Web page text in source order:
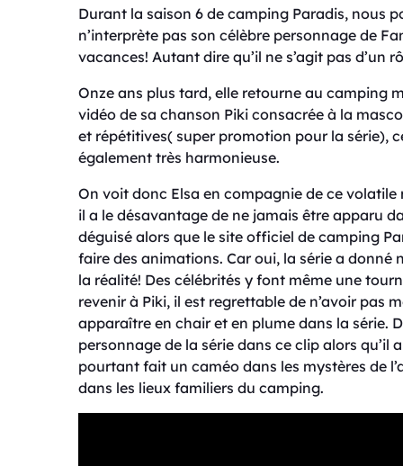
Durant la saison 6 de camping Paradis, nous
n’interprète pas son célèbre personnage de
vacances! Autant dire qu’il ne s’agit pas d’un
Onze ans plus tard, elle retourne au camping
vidéo de sa chanson Piki consacrée à la
et répétitives( super promotion pour la série),
également très harmonieuse.
On voit donc Elsa en compagnie de ce
il a le désavantage de ne jamais être apparu
déguisé alors que le site officiel de camping
faire des animations. Car oui, la série a
la réalité! Des célébrités y font même une
revenir à Piki, il est regrettable de n’avoir pas
apparaître en chair et en plume dans la série.
personnage de la série dans ce clip alors
pourtant fait un caméo dans les mystères de
dans les lieux familiers du camping.